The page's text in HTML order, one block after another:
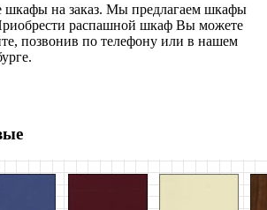
шкафы на заказ. Мы предлагаем шкафы
распашной шкаф Вы можете
позвонив по телефону или в нашем